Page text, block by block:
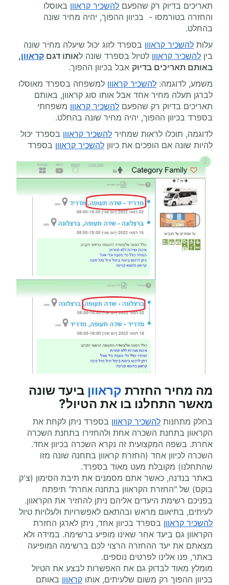
תאריכים בדיוק רק שהפעם להשכיר קראוון באוסלו
והחזרה בטורמסו - בכיוון ההפוך, יהיה מחיר שונה
בהחלט.
עלות להשכיר קראוון בספרד לזוג יכול שיעלה מחיר שונה
בין להשכיר קראוון לטיול בספרד שונה לאותו דגם קראוון,
באותם תאריכים בדיוק אבל בכיוון ההפוך.
משמע, לדוגמה: להשכיר קראוון למשפחה בספרד מאוסלו
לברגן תעלה מחיר אחד אבל אותו סוג קראוון, באותם
תאריכים בדיוק רק שהפעם להשכיר קראוון משפחתי
בספרד בכיוון ההפוך, יהיה מחיר שונה בהחלט.
לדוגמה, תוכלו לראות שמחיר להשכיר קראוון בספרד יכול
להיות שונה אם הופכים את כיוון להשכיר קראוון בספרד
מה מחיר החזרת קראוון ביעד שונה
מאשר התחלנו בו את הטיול?
בחלק מתחנות להשכיר קראוון בספרד ניתן לקחת את
הקראוון בתחנת השכרה אחת ולהחזירו בתחנת השכרה
אחרת. בשפה המקצועית זה נקרא השכרה בכיוון אחד.
השכרה לכיוון אחד (החזרת קראוון בתחנה שונה מזו
שהתחלנו) מקובלת מעט מאוד בספרד.
באתר בנדנה, כאשר אתם מסמנים את תיבת הסימון (צ'ק
בוקס) של "החזרת הקראוון בתחנה אחרת" תיפתח
בפניכם רשימת היעדים אליהם ניתן להחזיר את הקראוון.
לעיתים, בתיאום מראש ובהתאם לאפשרויות ולעלויות טיול
להשכיר קראוון בספרד בכיוון אחד, ניתן לארגן החזרת
הקראוון גם ביעד אחר שאינו מופיע ברשימה. במידה ולא
מצאתם את יעד ההחזרה הרצוי לכם ברשימה המופיעה
באתר, פנו אלינו לפרטים נוספים.
מומלץ מאוד לבדוק גם את האפשרות לבצע את הטיול
בכיוון ההפוך רק משום שלעיתים, אותו קראוון באותם